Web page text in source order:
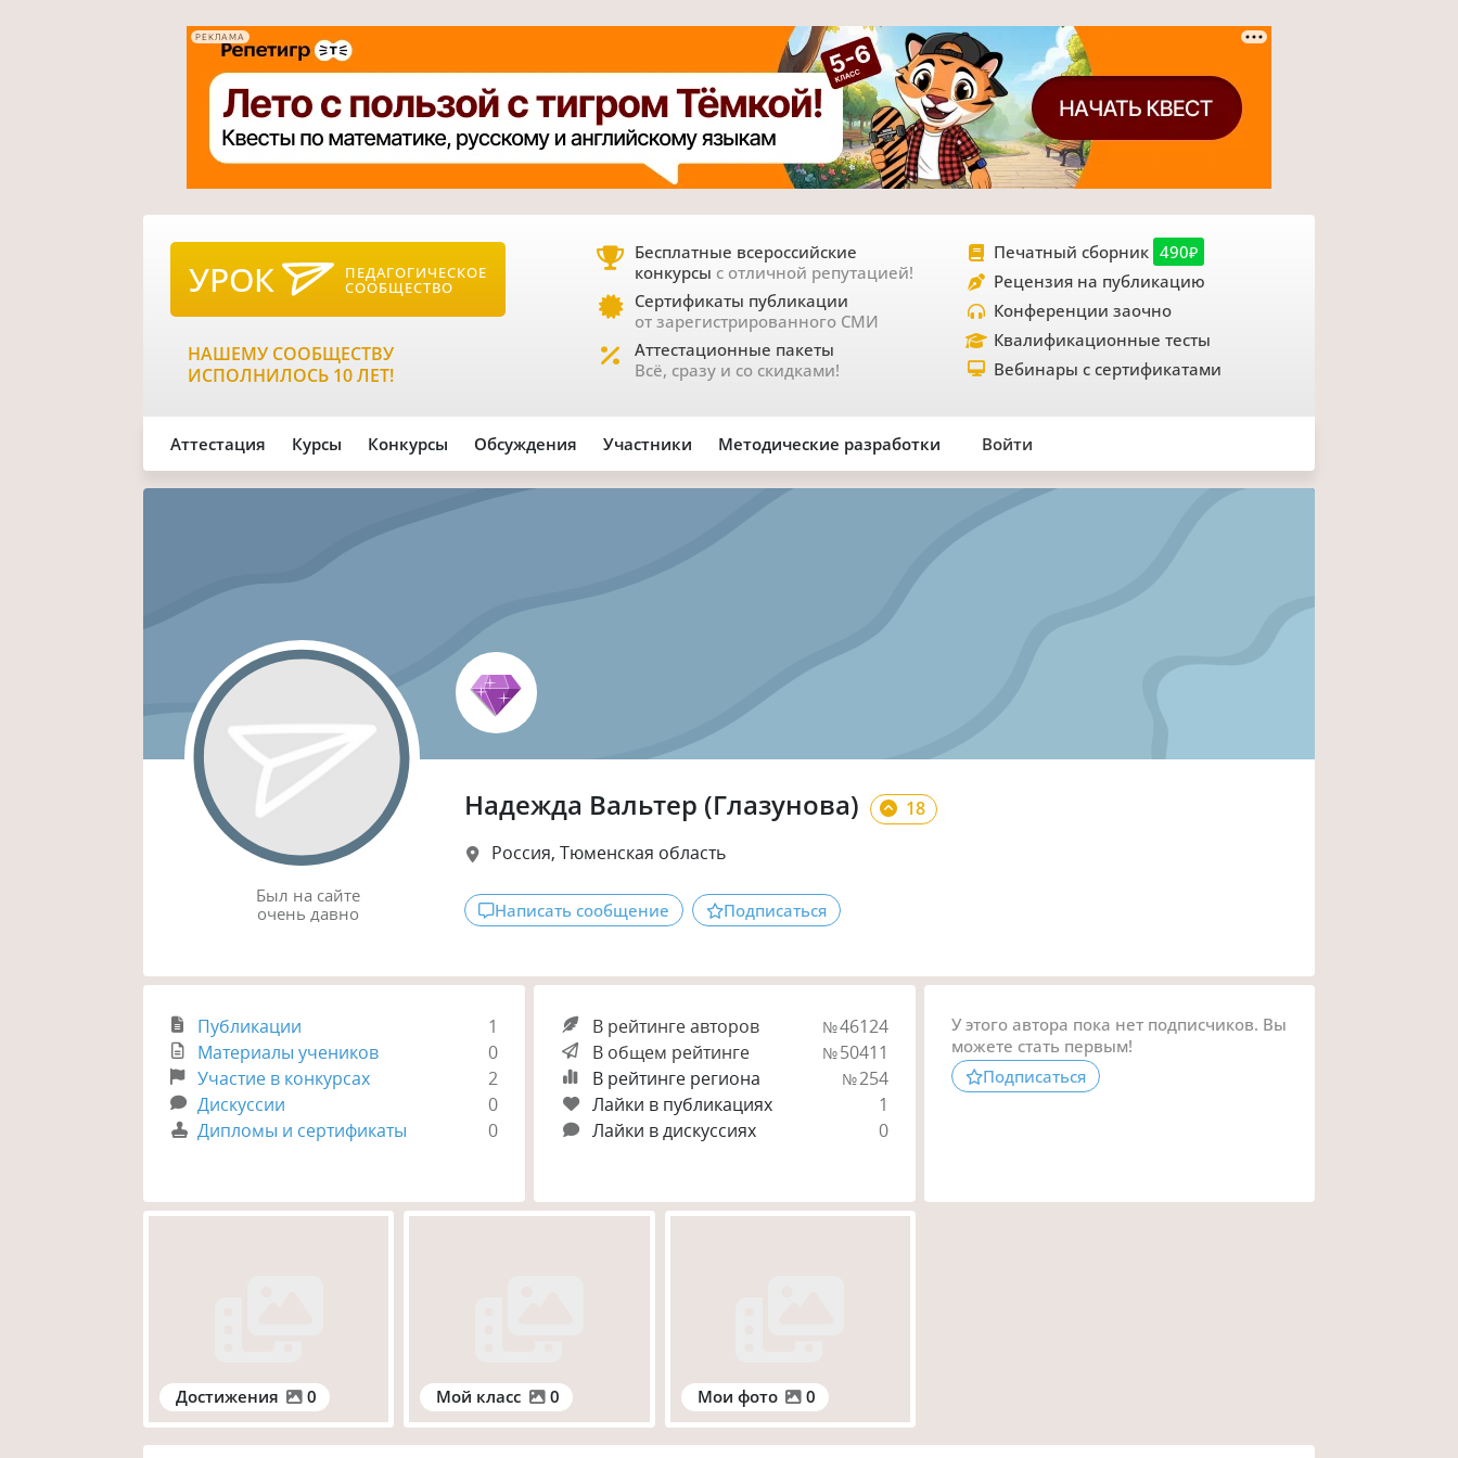
РЕКЛАМА
УРОК ПЕДАГОГИЧЕСКОЕ
СООБЩЕСТВО
НАШЕМУ СООБЩЕСТВУ
ИСПОЛНИЛОСЬ 10 ЛЕТ!
Бесплатные всероссийские
конкурсы с отличной репутацией!
Сертификаты публикации
от зарегистрированного СМИ
Аттестационные пакеты
Всё, сразу и со скидками!
Печатный сборник 490₽
Рецензия на публикацию
Конференции заочно
Квалификационные тесты
Вебинары с сертификатами
Аттестация Курсы Конкурсы Обсуждения Участники Методические разработки Войти
Был на сайте
очень давно
Надежда Вальтер (Глазунова)
18
Россия, Тюменская область
Написать сообщение Подписаться
Публикации
1
Материалы учеников
0
Участие в конкурсах
2
Дискуссии
0
Дипломы и сертификаты
0
В рейтинге авторов №46124
В общем рейтинге
№50411
В рейтинге региона
№254
Лайки в публикациях
1
Лайки в дискуссиях
0
У этого автора пока нет подписчиков. Вы
можете стать первым!
Подписаться
Достижения 0 Мой класс 0 Мои фото 0